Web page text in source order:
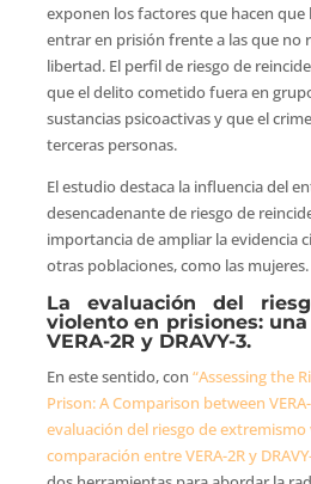
exponen los factores que hacen que
entrar en prisión frente a las que no
libertad. El perfil de riesgo de
que el delito cometido fuera en
sustancias psicoactivas y que el
terceras personas.
El estudio destaca la influencia del
desencadenante de riesgo de
importancia de ampliar la evidencia
otras poblaciones, como las mujeres.
La evaluación del
violento en prisiones:
VERA-2R y DRAVY-3.
En este sentido, con “Assessing the
Prison: A Comparison between VERA-
evaluación del riesgo de
comparación entre VERA-2R y